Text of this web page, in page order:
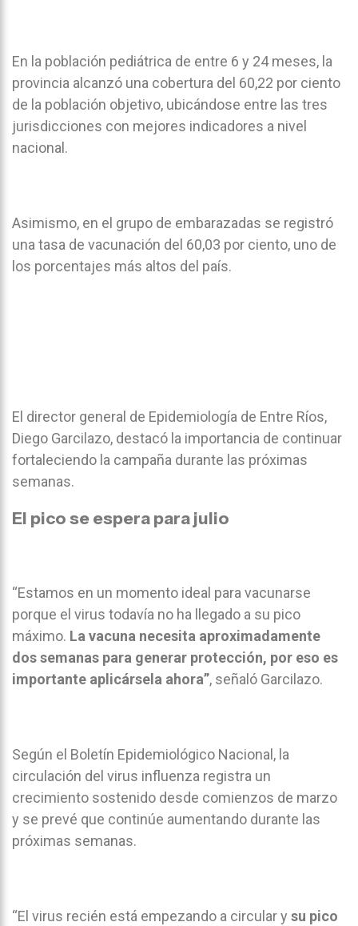
En la población pediátrica de entre 6 y 24 meses, la
provincia alcanzó una cobertura del 60,22 por ciento
de la población objetivo, ubicándose entre las tres
jurisdicciones con mejores indicadores a nivel
nacional.
Asimismo, en el grupo de embarazadas se registró
una tasa de vacunación del 60,03 por ciento, uno de
los porcentajes más altos del país.
El director general de Epidemiología de Entre Ríos,
Diego Garcilazo, destacó la importancia de continuar
fortaleciendo la campaña durante las próximas
semanas.
El pico se espera para julio
“Estamos en un momento ideal para vacunarse
porque el virus todavía no ha llegado a su pico
máximo. La vacuna necesita aproximadamente
dos semanas para generar protección, por eso es
importante aplicársela ahora”, señaló Garcilazo.
Según el Boletín Epidemiológico Nacional, la
circulación del virus influenza registra un
crecimiento sostenido desde comienzos de marzo
y se prevé que continúe aumentando durante las
próximas semanas.
“El virus recién está empezando a circular y su pico